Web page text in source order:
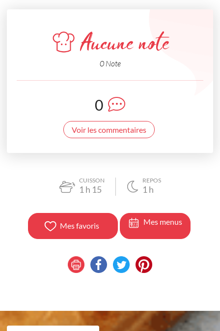
Aucune note
0 Note
0
Voir les commentaires
CUISSON
1 h 15
REPOS
1 h
Mes favoris Mes menus